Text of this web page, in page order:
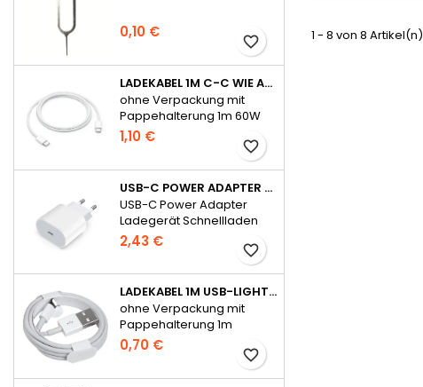
0,10 €
favorite_border
LADEKABEL 1M C-C WIE APPLE ORIGINAL FÜR IPHONE 15 SERIE OHNE VERPACKUNG
ohne Verpackung mit
Pappehalterung 1m 60W
für iPhone 15 Serie
1,10 €
favorite_border
USB-C POWER ADAPTER LADEGERÄT SCHNELLLADEN 20W FÜR APPLE - OHNE VERPACKUNG
USB-C Power Adapter
Ladegerät Schnellladen
20W für Apple
2,43 €
favorite_border
LADEKABEL 1M USB-LIGHTNING WIE APPLE ORIGINAL OHNE VERPACKUNG
ohne Verpackung mit
Pappehalterung 1m
0,70 €
favorite_border
1 - 8 von 8 Artikel(n)